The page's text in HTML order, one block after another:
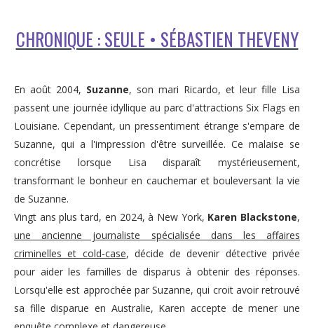
CHRONIQUE : SEULE • SÉBASTIEN THEVENY
En août 2004, Suzanne, son mari Ricardo, et leur fille Lisa
passent une journée idyllique au parc d'attractions Six Flags en
Louisiane. Cependant, un pressentiment étrange s'empare de
Suzanne, qui a l'impression d'être surveillée. Ce malaise se
concrétise lorsque Lisa disparaît mystérieusement,
transformant le bonheur en cauchemar et bouleversant la vie
de Suzanne.
Vingt ans plus tard, en 2024, à New York, Karen Blackstone,
une ancienne journaliste spécialisée dans les affaires
criminelles et cold-case, décide de devenir détective privée
pour aider les familles de disparus à obtenir des réponses.
Lorsqu'elle est approchée par Suzanne, qui croit avoir retrouvé
sa fille disparue en Australie, Karen accepte de mener une